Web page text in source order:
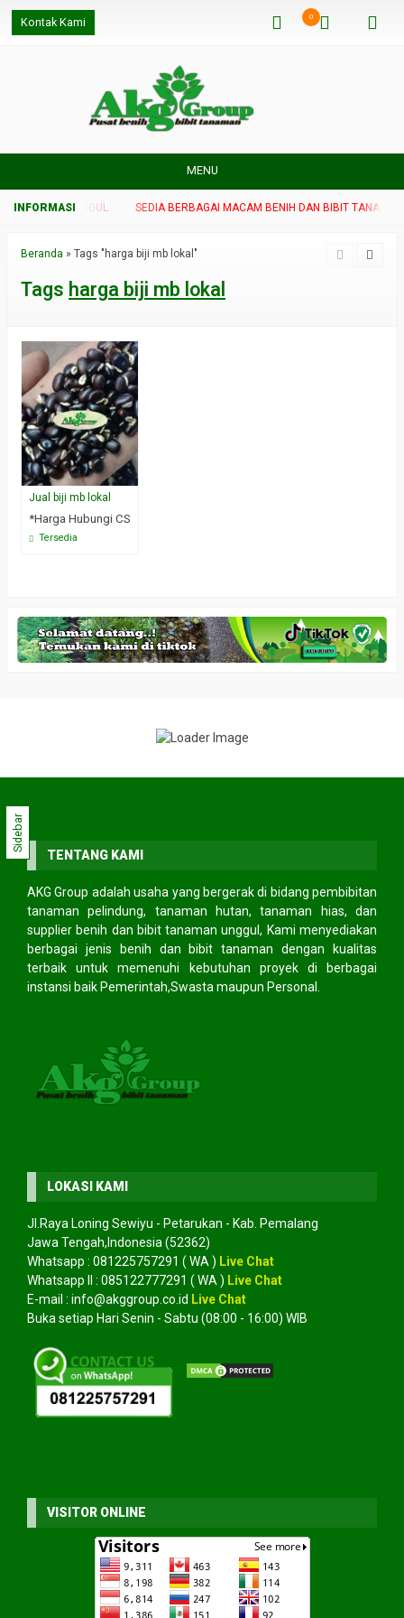
Kontak Kami 0
MENU
TANAMAN UNGGUL SEDIA BERBAGAI MACAM BENIH DAN BIBIT TANAMAN
Beranda » Tags "harga biji mb lokal"
Tags harga biji mb lokal
Jual biji mb lokal
*Harga Hubungi CS
Tersedia
Sidebar
TENTANG KAMI
AKG Group adalah usaha yang bergerak di bidang pembibitan
tanaman pelindung, tanaman hutan, tanaman hias, dan
supplier benih dan bibit tanaman unggul, Kami menyediakan
berbagai jenis benih dan bibit tanaman dengan kualitas
terbaik untuk memenuhi kebutuhan proyek di berbagai
instansi baik Pemerintah,Swasta maupun Personal.
LOKASI KAMI
Jl.Raya Loning Sewiyu - Petarukan - Kab. Pemalang
Jawa Tengah,Indonesia (52362)
Whatsapp : 081225757291 ( WA ) Live Chat
Whatsapp II : 085122777291 ( WA ) Live Chat
E-mail : info@akggroup.co.id Live Chat
Buka setiap Hari Senin - Sabtu (08:00 - 16:00) WIB
VISITOR ONLINE